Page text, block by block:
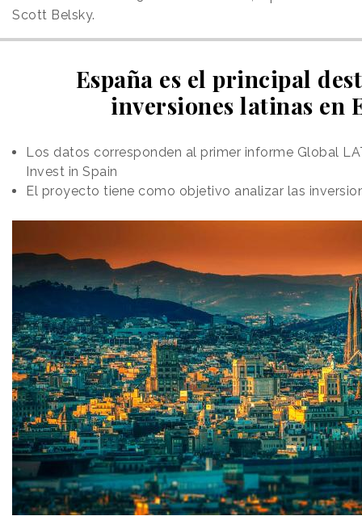
Scott Belsky.
España es el principal
inversiones latinas en
Los datos corresponden al primer informe Global
Invest in Spain
El proyecto tiene como objetivo analizar las